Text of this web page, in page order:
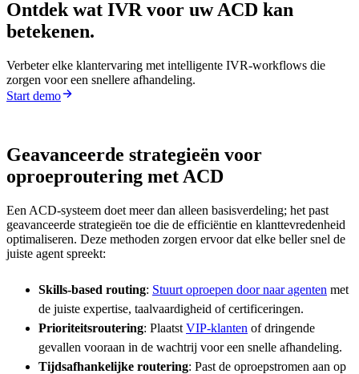
Ontdek wat IVR voor uw ACD kan
betekenen.
Verbeter elke klantervaring met intelligente IVR-workflows die
zorgen voor een snellere afhandeling.
Start demo
Geavanceerde strategieën voor
oproeproutering met ACD
Een ACD-systeem doet meer dan alleen basisverdeling; het past
geavanceerde strategieën toe die de efficiëntie en klanttevredenheid
optimaliseren. Deze methoden zorgen ervoor dat elke beller snel de
juiste agent spreekt:
Skills-based routing: Stuurt oproepen door naar agenten met
de juiste expertise, taalvaardigheid of certificeringen.
Prioriteitsroutering: Plaatst VIP-klanten of dringende
gevallen vooraan in de wachtrij voor een snelle afhandeling.
Tijdsafhankelijke routering: Past de oproepstromen aan op